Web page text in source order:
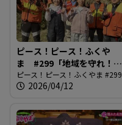
ピース！ピース！ふくや
ま #299「地域を守れ！有
害鳥獣ハンターズ」
ピース！ピース！ふくやま #299
2026/04/12